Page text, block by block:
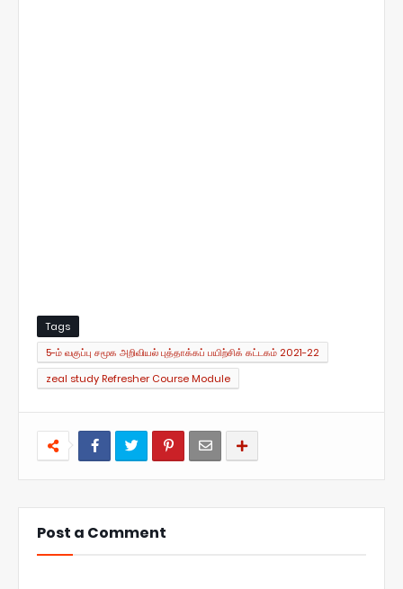
Tags
5-ம் வகுப்பு சமூக அறிவியல் புத்தாக்கப் பயிற்சிக் கட்டகம் 2021-22
zeal study Refresher Course Module
Post a Comment